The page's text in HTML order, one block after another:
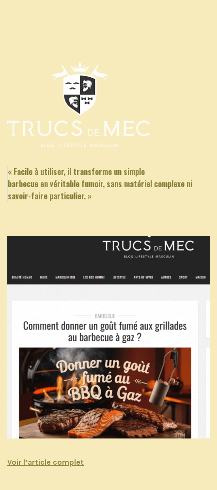
« Facile à utiliser, il transforme un simple
barbecue en véritable fumoir, sans matériel complexe ni
savoir-faire particulier. »
Voir l’article complet